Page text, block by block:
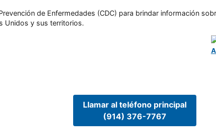
de Enfermedades (CDC) para brindar información
Unidos y sus territorios.
Llamar al teléfono principal
(914) 376-7767